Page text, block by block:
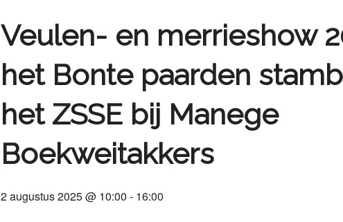
Veulen- en merrieshow
het Bonte paarden
het ZSSE bij Manege
Boekweitakkers
2 augustus 2025 @ 10:00 - 16:00